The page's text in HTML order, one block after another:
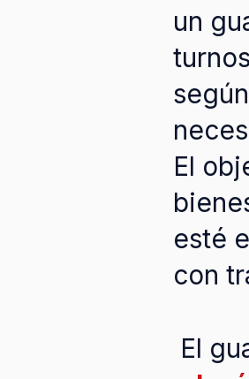
un
El
esté
con
El